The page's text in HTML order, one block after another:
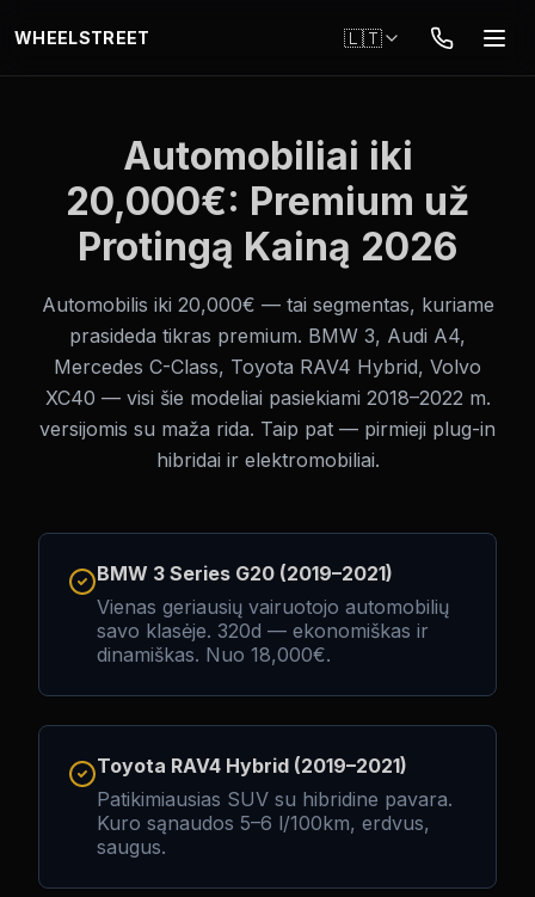
WHEELSTREET 🇱🇹
Automobiliai iki
20,000€: Premium už
Protingą Kainą 2026
Automobilis iki 20,000€ — tai segmentas, kuriame
prasideda tikras premium. BMW 3, Audi A4,
Mercedes C-Class, Toyota RAV4 Hybrid, Volvo
XC40 — visi šie modeliai pasiekiami 2018–2022 m.
versijomis su maža rida. Taip pat — pirmieji plug-in
hibridai ir elektromobiliai.
BMW 3 Series G20 (2019–2021)
Vienas geriausių vairuotojo automobilių
savo klasėje. 320d — ekonomiškas ir
dinamiškas. Nuo 18,000€.
Toyota RAV4 Hybrid (2019–2021)
Patikimiausias SUV su hibridine pavara.
Kuro sąnaudos 5–6 l/100km, erdvus,
saugus.